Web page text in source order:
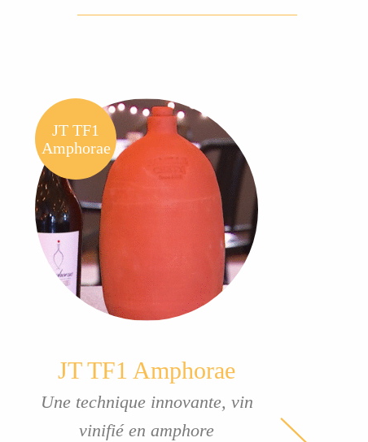
JT TF1
Amphorae
JT TF1 Amphorae
Une technique innovante, vin
vinifié en amphore